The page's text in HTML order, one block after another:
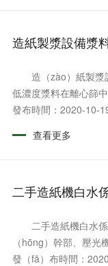
造紙製漿設備漿
造（zào）紙製漿
低濃度漿料在離心篩
發布時間：2020-10-
查看更多
二手造紙機白水
二手造紙機白水係
（hōng）幹部、壓
發（fā）布時間：